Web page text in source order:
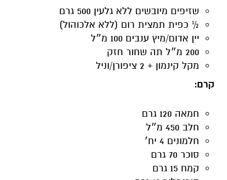
שזיפים מיובשים ללא גלעין 500 גרם
½ כפית תמצית רום (ללא אלכוהול)
יין אדום/מיץ ענבים 100 מ״ל
200 מ״ל תה שחור חזק
מקל קינמון + 2 ציפורן/וניל
קרם:
חמאה 120 גרם
חלב 450 מ״ל
חלמונים 4 יח׳
סוכר 70 גרם
קמח 15 גרם